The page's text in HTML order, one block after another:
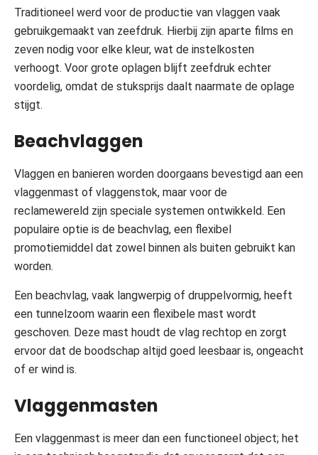
Traditioneel werd voor de productie van vlaggen vaak
gebruikgemaakt van zeefdruk. Hierbij zijn aparte films en
zeven nodig voor elke kleur, wat de instelkosten
verhoogt. Voor grote oplagen blijft zeefdruk echter
voordelig, omdat de stuksprijs daalt naarmate de oplage
stijgt.
Beachvlaggen
Vlaggen en banieren worden doorgaans bevestigd aan een
vlaggenmast of vlaggenstok, maar voor de
reclamewereld zijn speciale systemen ontwikkeld. Een
populaire optie is de beachvlag, een flexibel
promotiemiddel dat zowel binnen als buiten gebruikt kan
worden.
Een beachvlag, vaak langwerpig of druppelvormig, heeft
een tunnelzoom waarin een flexibele mast wordt
geschoven. Deze mast houdt de vlag rechtop en zorgt
ervoor dat de boodschap altijd goed leesbaar is, ongeacht
of er wind is.
Vlaggenmasten
Een vlaggenmast is meer dan een functioneel object; het